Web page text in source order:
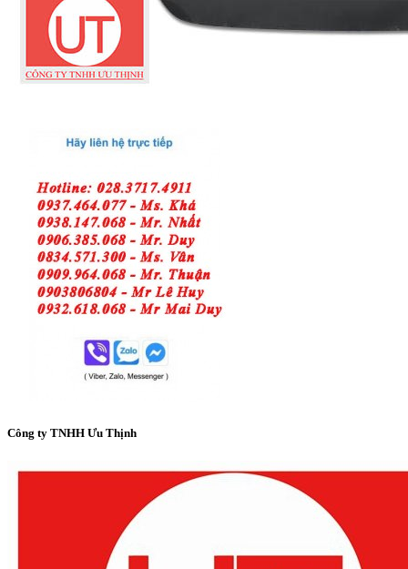
Công ty TNHH Ưu Thịnh